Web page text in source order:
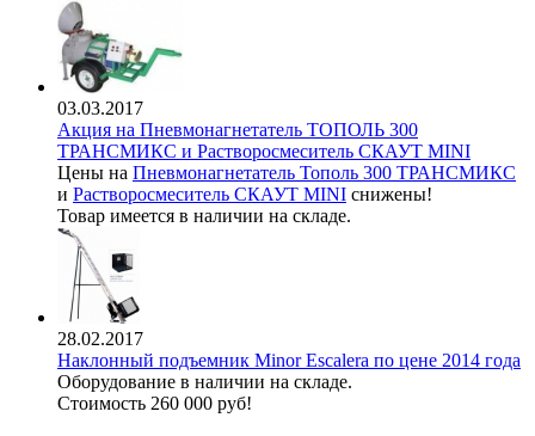
03.03.2017
Акция на Пневмонагнетатель ТОПОЛЬ 300
ТРАНСМИКС и Растворосмеситель СКАУТ MINI
Цены на Пневмонагнетатель Тополь 300 ТРАНСМИКС
и Растворосмеситель СКАУТ MINI снижены!
Товар имеется в наличии на складе.
28.02.2017
Наклонный подъемник Minor Escalera по цене 2014 года
Оборудование в наличии на складе.
Стоимость 260 000 руб!